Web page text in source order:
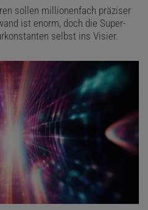
sollen millionenfach präziser
ist enorm, doch die Super-
selbst ins Visier.